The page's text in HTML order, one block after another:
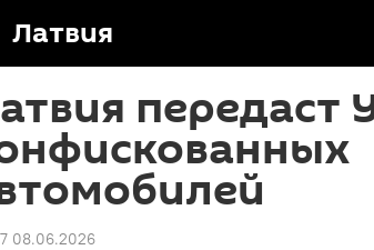
Латвия
передаст
08.06.2026